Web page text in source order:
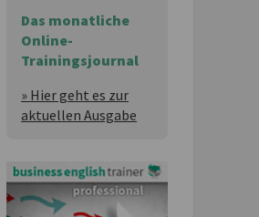
Das monatliche
Online-
Trainingsjournal
» Hier geht es zur
aktuellen Ausgabe